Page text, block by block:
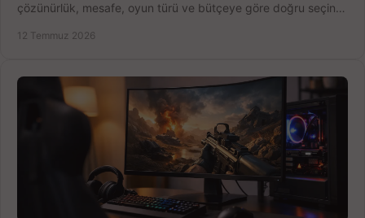
çözünürlük, mesafe, oyun türü ve bütçeye göre doğru seçin,
12 Temmuz 2026